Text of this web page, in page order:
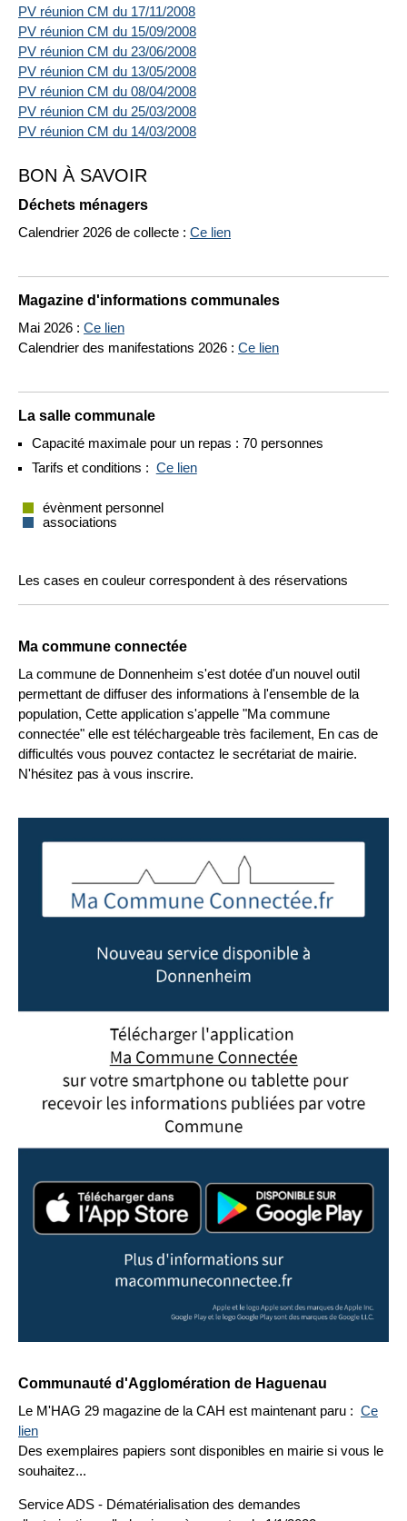
BON À SAVOIR
Déchets ménagers
Calendrier 2026 de collecte : Ce lien
Magazine d'informations communales
Mai 2026 : Ce lien
Calendrier des manifestations 2026 : Ce lien
La salle communale
Capacité maximale pour un repas : 70 personnes
Tarifs et conditions : Ce lien
évènment personnel
associations
Les cases en couleur correspondent à des réservations
Ma commune connectée
La commune de Donnenheim s'est dotée d'un nouvel outil
permettant de diffuser des informations à l'ensemble de la
population, Cette application s'appelle "Ma commune
connectée" elle est téléchargeable très facilement, En cas de
difficultés vous pouvez contactez le secrétariat de mairie.
N'hésitez pas à vous inscrire.
Communauté d'Agglomération de Haguenau
Le M'HAG 29 magazine de la CAH est maintenant paru : Ce
lien
Des exemplaires papiers sont disponibles en mairie si vous le
souhaitez...
Service ADS - Dématérialisation des demandes
PV réunion CM du 17/11/2008
PV réunion CM du 15/09/2008
PV réunion CM du 23/06/2008
PV réunion CM du 13/05/2008
PV réunion CM du 08/04/2008
PV réunion CM du 25/03/2008
PV réunion CM du 14/03/2008